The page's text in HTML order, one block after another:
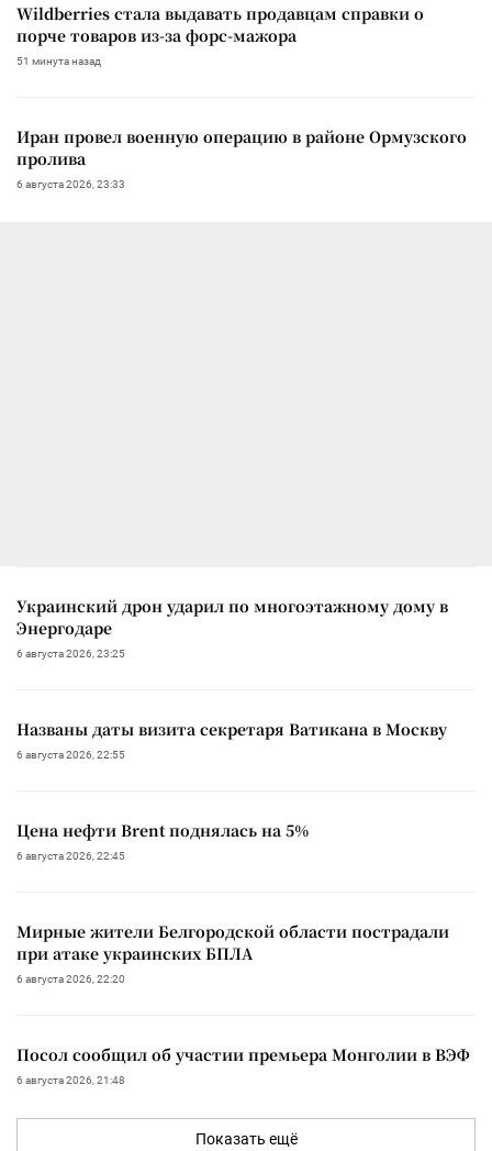
Wildberries стала выдавать продавцам справки о
порче товаров из-за форс-мажора
51 минута назад
Иран провел военную операцию в районе Ормузского
пролива
6 августа 2026, 23:33
Украинский дрон ударил по многоэтажному дому в
Энергодаре
6 августа 2026, 23:25
Названы даты визита секретаря Ватикана в Москву
6 августа 2026, 22:55
Цена нефти Brent поднялась на 5%
6 августа 2026, 22:45
Мирные жители Белгородской области пострадали
при атаке украинских БПЛА
6 августа 2026, 22:20
Посол сообщил об участии премьера Монголии в ВЭФ
6 августа 2026, 21:48
Показать ещё